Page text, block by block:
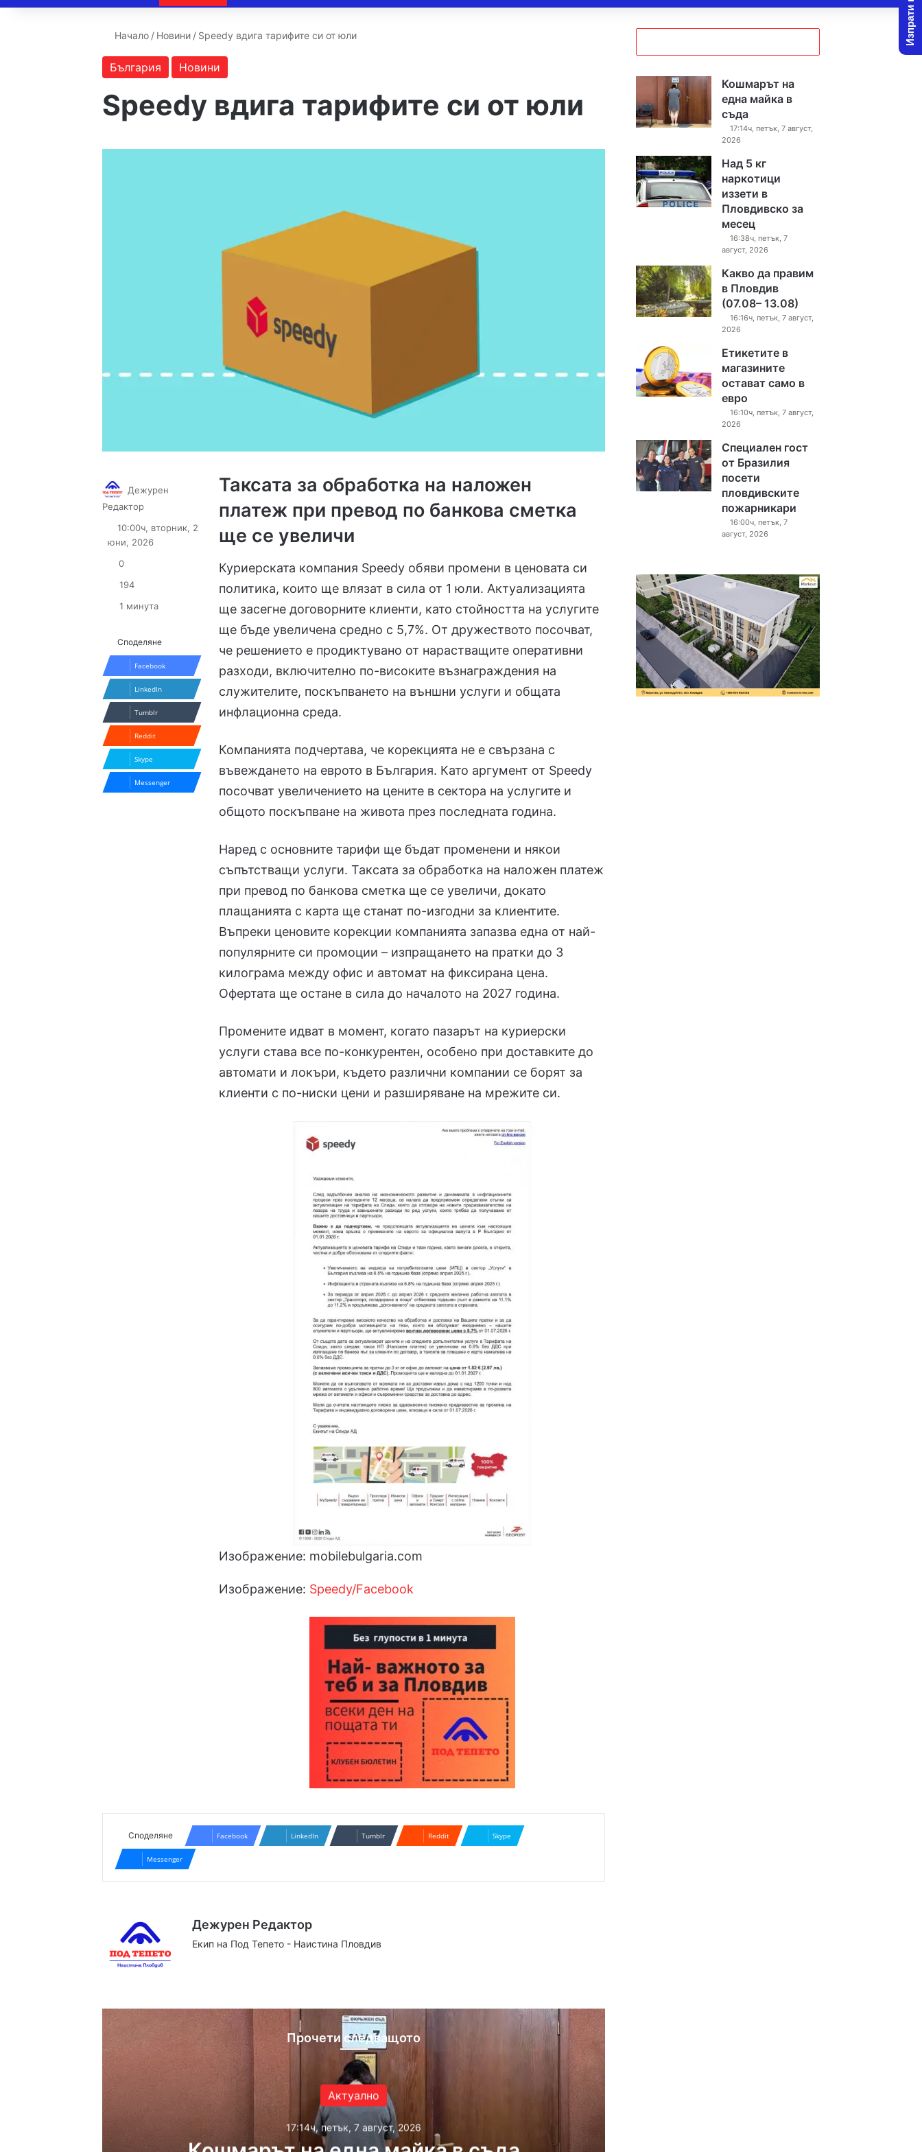
Начало / Новини / Speedy вдига тарифите си от юли
България Новини
Speedy вдига тарифите си от юли
Таксата за обработка на наложен
платеж при превод по банкова сметка
ще се увеличи
Куриерската компания Speedy обяви промени в ценовата си
политика, които ще влязат в сила от 1 юли. Актуализацията
ще засегне договорните клиенти, като стойността на услугите
ще бъде увеличена средно с 5,7%. От дружеството посочват,
че решението е продиктувано от нарастващите оперативни
разходи, включително по-високите възнаграждения на
служителите, поскъпването на външни услуги и общата
инфлационна среда.
Компанията подчертава, че корекцията не е свързана с
въвеждането на еврото в България. Като аргумент от Speedy
посочват увеличението на цените в сектора на услугите и
общото поскъпване на живота през последната година.
Наред с основните тарифи ще бъдат променени и някои
съпътстващи услуги. Таксата за обработка на наложен платеж
при превод по банкова сметка ще се увеличи, докато
плащанията с карта ще станат по-изгодни за клиентите.
Въпреки ценовите корекции компанията запазва една от най-
популярните си промоции – изпращането на пратки до 3
килограма между офис и автомат на фиксирана цена.
Офертата ще остане в сила до началото на 2027 година.
Промените идват в момент, когато пазарът на куриерски
услуги става все по-конкурентен, особено при доставките до
автомати и локъри, където различни компании се борят за
клиенти с по-ниски цени и разширяване на мрежите си.
Изображение: mobilebulgaria.com
Изображение: Speedy/Facebook
Дежурен
Редактор
X email
10:00ч, вторник, 2
юни, 2026
0
194
1 минута
Споделяне
Facebook
LinkedIn
Tumblr
Reddit
Skype
Messenger
Споделяне Facebook LinkedIn Tumblr Reddit Skype
Messenger
Дежурен Редактор
Екип на Под Тепето - Наистина Пловдив
Прочети следващото
Актуално
17:14ч, петък, 7 август, 2026
Кошмарът на
една майка в
съда
17:14ч, петък, 7 август,
2026
Над 5 кг
наркотици
иззети в
Пловдивско за
месец
16:38ч, петък, 7
август, 2026
Какво да правим
в Пловдив
(07.08– 13.08)
16:16ч, петък, 7 август,
2026
Етикетите в
магазините
остават само в
евро
16:10ч, петък, 7 август,
2026
Специален гост
от Бразилия
посети
пловдивските
пожарникари
16:00ч, петък, 7
август, 2026